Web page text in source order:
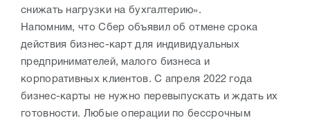
снижать нагрузки на бухгалтерию».
Напомним, что Сбер объявил об отмене срока
действия бизнес-карт для индивидуальных
предпринимателей, малого бизнеса и
корпоративных клиентов. С апреля 2022 года
бизнес-карты не нужно перевыпускать и ждать их
готовности. Любые операции по бессрочным